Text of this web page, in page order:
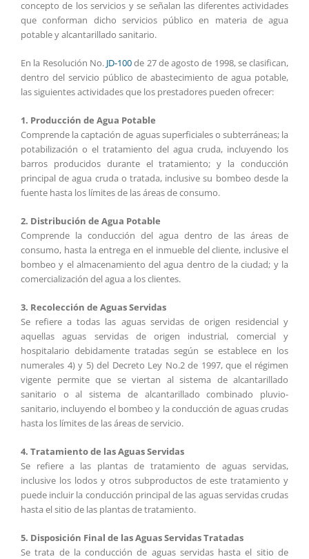
concepto de los servicios y se señalan las diferentes actividades
que conforman dicho servicios público en materia de agua
potable y alcantarillado sanitario.
En la Resolución No. JD-100de 27 de agosto de 1998, se clasifican,
dentro del servicio público de abastecimiento de agua potable,
las siguientes actividades que los prestadores pueden ofrecer:
1. Producción de Agua Potable
Comprende la captación de aguas superficiales o subterráneas; la
potabilización o el tratamiento del agua cruda, incluyendo los
barros producidos durante el tratamiento; y la conducción
principal de agua cruda o tratada, inclusive su bombeo desde la
fuente hasta los límites de las áreas de consumo.
2. Distribución de Agua Potable
Comprende la conducción del agua dentro de las áreas de
consumo, hasta la entrega en el inmueble del cliente, inclusive el
bombeo y el almacenamiento del agua dentro de la ciudad; y la
comercialización del agua a los clientes.
3. Recolección de Aguas Servidas
Se refiere a todas las aguas servidas de origen residencial y
aquellas aguas servidas de origen industrial, comercial y
hospitalario debidamente tratadas según se establece en los
numerales 4) y 5) del Decreto Ley No.2 de 1997, que el régimen
vigente permite que se viertan al sistema de alcantarillado
sanitario o al sistema de alcantarillado combinado pluvio-
sanitario, incluyendo el bombeo y la conducción de aguas crudas
hasta los límites de las áreas de servicio.
4. Tratamiento de las Aguas Servidas
Se refiere a las plantas de tratamiento de aguas servidas,
inclusive los lodos y otros subproductos de este tratamiento y
puede incluir la conducción principal de las aguas servidas crudas
hasta el sitio de las plantas de tratamiento.
5. Disposición Final de las Aguas Servidas Tratadas
Se trata de la conducción de aguas servidas hasta el sitio de